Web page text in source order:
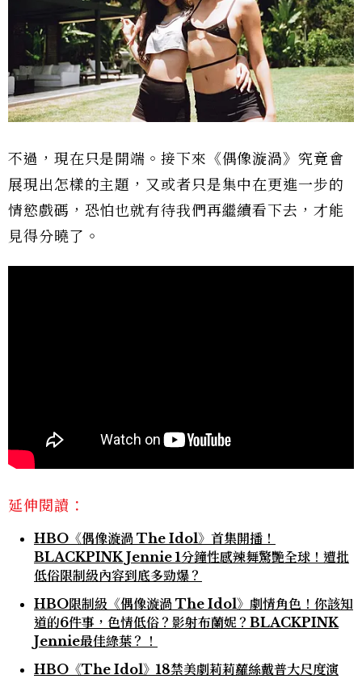
不過，現在只是開端。接下來《偶像漩渦》究竟會
展現出怎樣的主題，又或者只是集中在更進一步的
情慾戲碼，恐怕也就有待我們再繼續看下去，才能
見得分曉了。
延伸閱讀：
HBO《偶像漩渦 The Idol》首集開播！
BLACKPINK Jennie 1分鐘性感辣舞驚艷全球！遭批
低俗限制級內容到底多勁爆？
HBO限制級《偶像漩渦 The Idol》劇情角色！你該知
道的6件事，色情低俗？影射布蘭妮？BLACKPINK
Jennie最佳綠葉？！
HBO《The Idol》18禁美劇莉莉蘿絲戴普大尺度演